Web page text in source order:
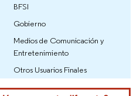
BFSI
Gobierno
Medios de Comunicación y
Entretenimiento
Otros Usuarios Finales